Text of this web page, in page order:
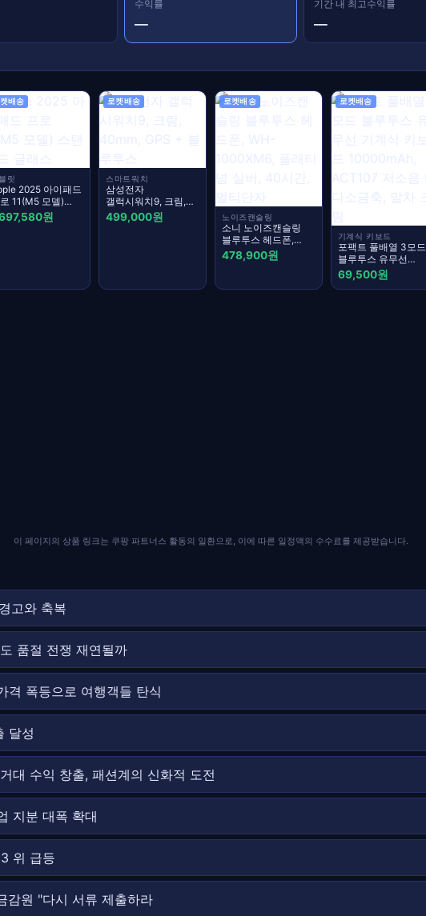
수익률
—
기간 내 최고수익률
—
배송
릿
2025 아이패드
11(M5 모델)
다드 글래스
원
로켓배송
스마트워치
삼성전자
갤럭시워치9, 크림,
40mm, GPS +
블루투스
499,000원
로켓배송
노이즈캔슬링
소니 노이즈캔슬링
블루투스 헤드폰,
WH-1000XM6,
플래티넘 실버,
478,900원
로켓배송
기계식 키보드
포팩트 풀배열 3모드
블루투스 유무선
기계식 키보드
10000mAh, ACT107
69,500원
이 페이지의 상품 링크는 쿠팡 파트너스 활동의 일환으로, 이에 따른 일정액의 수수료를 제공받습니다.
고와 축복
품절 전쟁 재연될까
격 폭등으로 여행객들 탄식
달성
대 수익 창출, 패션계의 신화적 도전
지분 대폭 확대
위 급등
감원 "다시 서류 제출하라